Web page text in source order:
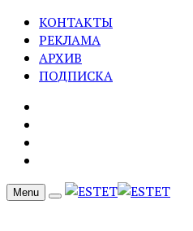
КОНТАКТЫ
РЕКЛАМА
АРХИВ
ПОДПИСКА
Menu